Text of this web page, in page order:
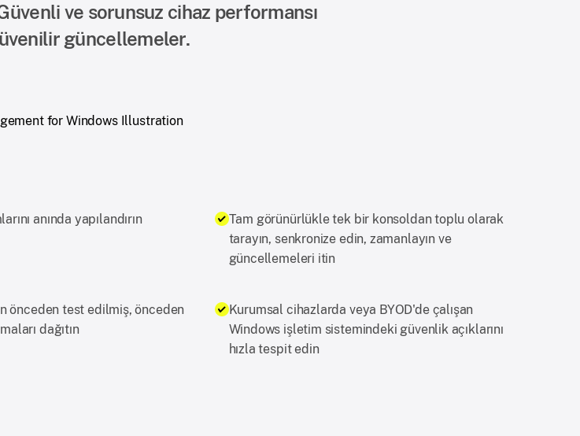
ve sorunsuz cihaz performansı
güncellemeler.
anında yapılandırın
Tam görünürlükle tek bir konsoldan toplu olarak
tarayın, senkronize edin, zamanlayın ve
güncellemeleri itin
önceden test edilmiş, önceden
dağıtın
Kurumsal cihazlarda veya BYOD'de çalışan
Windows işletim sistemindeki güvenlik açıklarını
hızla tespit edin